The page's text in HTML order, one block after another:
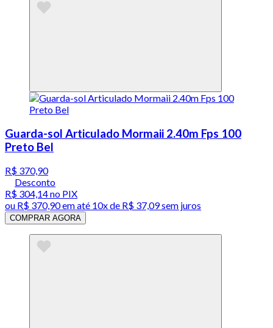
Guarda-sol Articulado Mormaii 2.40m Fps 100
Preto Bel
R$ 370,90
Desconto
R$ 304,14no PIX
ou R$ 370,90em até 10x de R$ 37,09 sem juros
COMPRAR AGORA